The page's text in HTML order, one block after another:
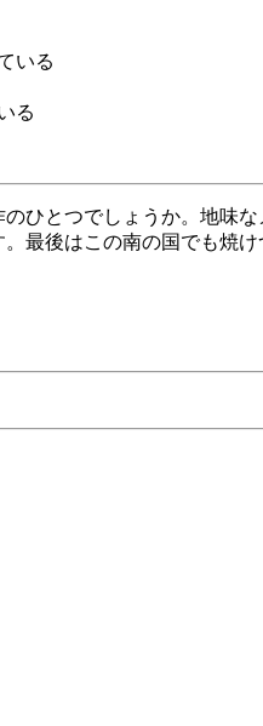
いる
る
ひとつでしょうか。地味
最後はこの南の国でも焼